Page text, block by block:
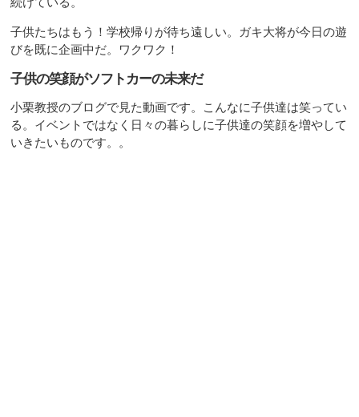
続けている。
子供たちはもう！学校帰りが待ち遠しい。ガキ大将が今日の遊
びを既に企画中だ。ワクワク！
子供の笑顔がソフトカーの未来だ
小栗教授のブログで見た動画です。こんなに子供達は笑ってい
る。イベントではなく日々の暮らしに子供達の笑顔を増やして
いきたいものです。。